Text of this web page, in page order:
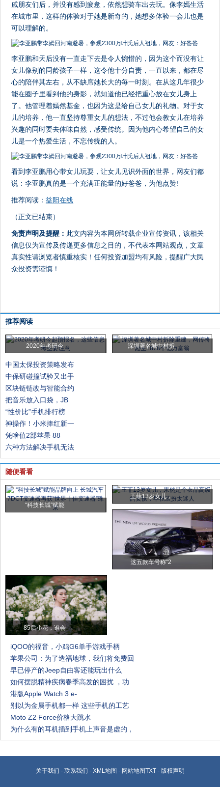
戚朋友们后，并没有感到疲惫，依然想骑车出去玩。像李嫣生活
在城市里，这样的体验对于她是新奇的，她想多体验一会儿也是
可以理解的。
李亚鹏和天后没有一直走下去是令人惋惜的，因为这个而没有让
女儿像别的同龄孩子一样，这令他十分自责，一直以来，都在尽
心的陪伴其左右，从不缺席她长大的每一时刻。在从这几年很少
能在圈子里看到他的身影，就知道他已经把重心放在女儿身上
了。他管理着嫣然基金，也因为这是给自己女儿的礼物。对于女
儿的培养，他一直坚持尊重女儿的想法，不过他会教女儿在培养
兴趣的同时要去体味自然，感受传统。因为他内心希望自己的女
儿是一个热爱生活，不忘传统的人。
看到李亚鹏用心带女儿玩耍，让女儿见识外面的世界，网友们都
说：李亚鹏真的是一个充满正能量的好爸爸，为他点赞!
推荐阅读：益阳在线
（正文已结束）
免责声明及提醒： 此文内容为本网所转载企业宣传资讯，该相关
信息仅为宣传及传递更多信息之目的，不代表本网站观点，文章
真实性请浏览者慎重核实！任何投资加盟均有风险，提醒广大民
众投资需谨慎！
推荐阅读
2020年考研今 深圳著名城中村拆
中国太保投资策略发布
中保研碰撞试验又出手
区块链链改与智能合约
把音乐放入口袋，JB
“性价比”手机排行榜
神操作！小米捧红新一
凭啥值2部苹果 88
六种方法解决手机无法
随便看看
“科技长城”赋能
王菲13岁女儿，
这五款车号称“2
85后小花，谁会
iQOO的福音，小鸡G6单手游戏手柄
苹果公司：为了造福地球，我们将免费回
早已停产的Jeep自由客还能玩出什么
如何摆脱精神疾病春季高发的困扰 ，功
港版Apple Watch 3 e-
别以为金属手机都一样 这些手机的工艺
Moto Z2 Force价格大跳水
为什么有的耳机插到手机上声音是虚的，
关于我们 - 联系我们 - XML地图 - 网站地图TXT- 版权声明